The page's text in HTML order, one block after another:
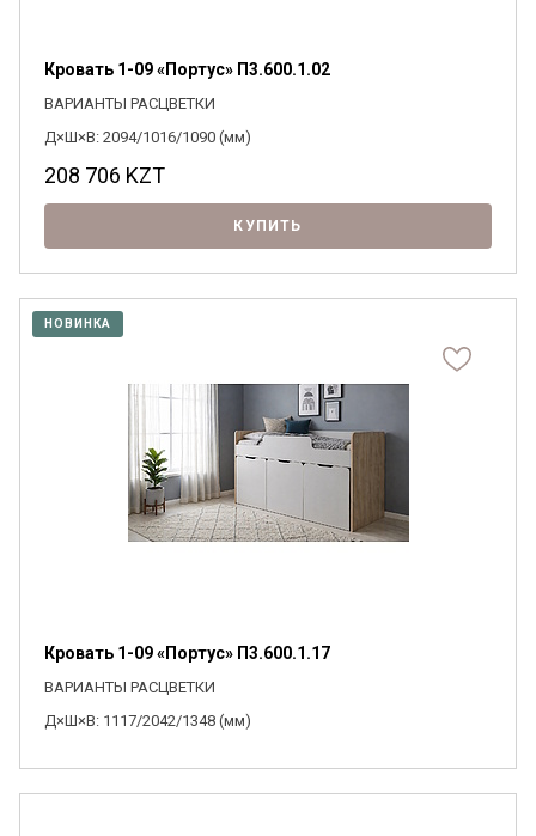
Кровать 1-09 «Портус» П3.600.1.02
ВАРИАНТЫ РАСЦВЕТКИ
Д×Ш×В: 2094/1016/1090 (мм)
208 706 KZT
КУПИТЬ
НОВИНКА
Кровать 1-09 «Портус» П3.600.1.17
ВАРИАНТЫ РАСЦВЕТКИ
Д×Ш×В: 1117/2042/1348 (мм)